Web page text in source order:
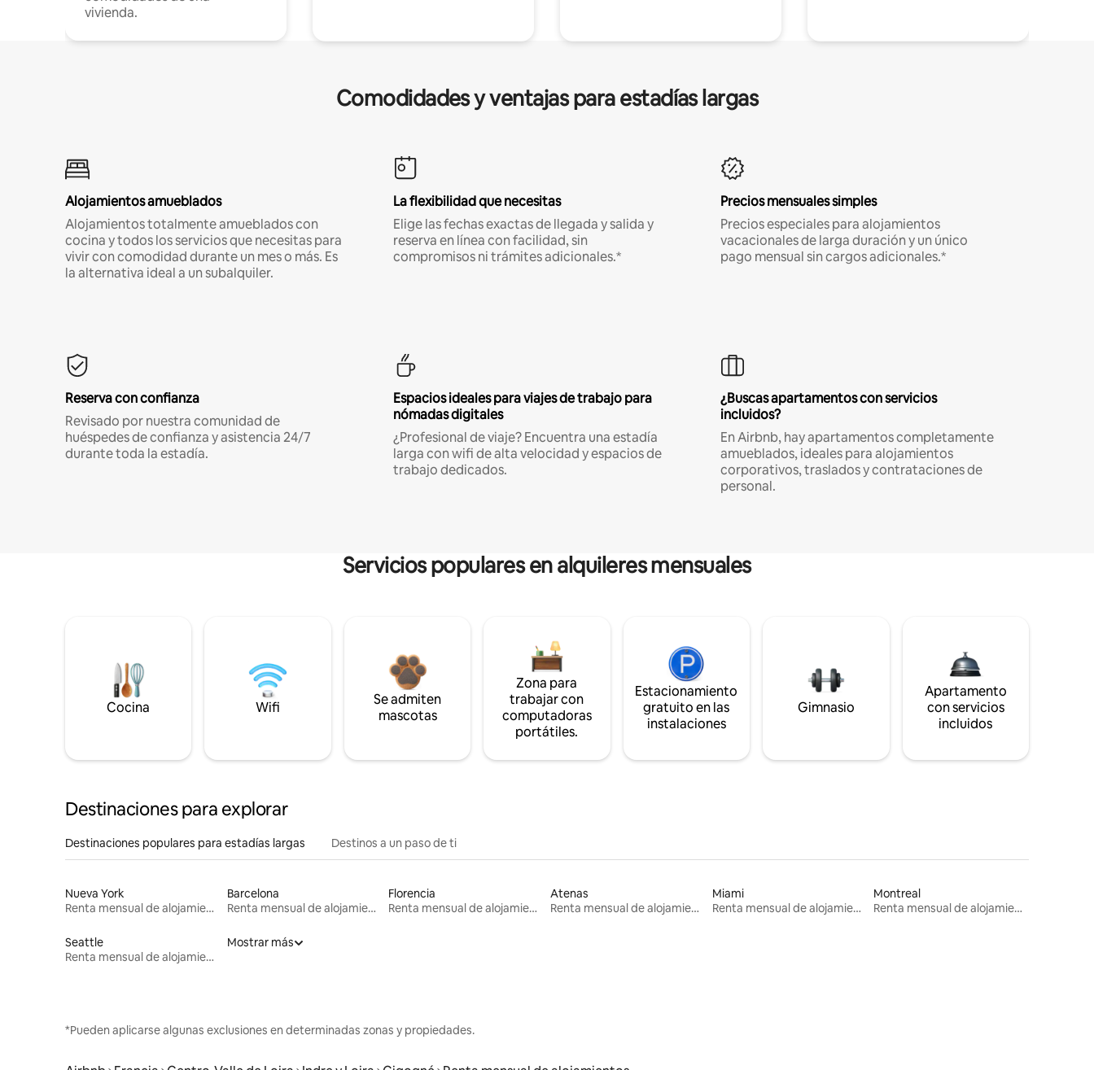
vivienda.
Comodidades y ventajas para estadías largas
Alojamientos amueblados
Alojamientos totalmente amueblados con
cocina y todos los servicios que necesitas para
vivir con comodidad durante un mes o más. Es
la alternativa ideal a un subalquiler.
La flexibilidad que necesitas
Elige las fechas exactas de llegada y salida y
reserva en línea con facilidad, sin
compromisos ni trámites adicionales.*
Precios mensuales simples
Precios especiales para alojamientos
vacacionales de larga duración y un único
pago mensual sin cargos adicionales.*
Reserva con confianza
Revisado por nuestra comunidad de
huéspedes de confianza y asistencia 24/7
durante toda la estadía.
Espacios ideales para viajes de trabajo para
nómadas digitales
¿Profesional de viaje? Encuentra una estadía
larga con wifi de alta velocidad y espacios de
trabajo dedicados.
¿Buscas apartamentos con servicios
incluidos?
En Airbnb, hay apartamentos completamente
amueblados, ideales para alojamientos
corporativos, traslados y contrataciones de
personal.
Servicios populares en alquileres mensuales
Cocina Wifi
Se admiten
mascotas
Zona para
trabajar con
computadoras
portátiles.
Estacionamiento
gratuito en las
instalaciones
Gimnasio
Apartamento
con servicios
incluidos
Destinaciones para explorar
Destinaciones populares para estadías largas Destinos a un paso de ti
Nueva York
Renta mensual de alojamientos
Barcelona
Renta mensual de alojamientos
Florencia
Renta mensual de alojamientos
Atenas
Renta mensual de alojamientos
Miami
Renta mensual de alojamientos
Montreal
Renta mensual de alojamientos
Seattle
Renta mensual de alojamientos
Mostrar más
*Pueden aplicarse algunas exclusiones en determinadas zonas y propiedades.